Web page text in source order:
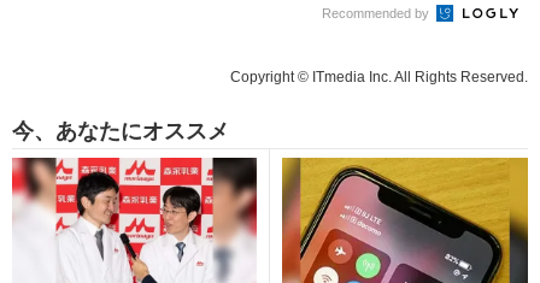
Recommended by
Copyright © ITmedia Inc. All Rights Reserved.
今、あなたにオススメ